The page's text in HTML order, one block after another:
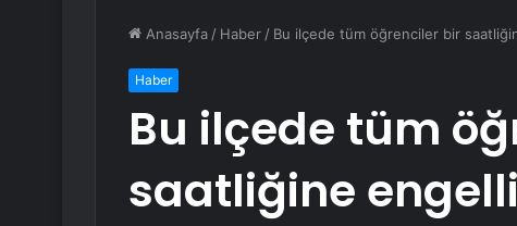
Anasayfa / Haber / Bu ilçede tüm öğrenciler bir
Haber
Bu ilçede tüm
saatliğine